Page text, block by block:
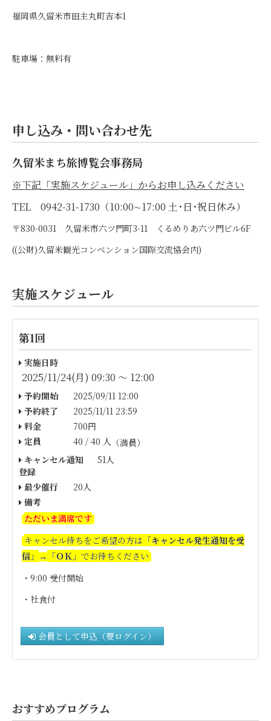
福岡県久留米市田主丸町吉本1
駐車場：無料有
申し込み・問い合わせ先
久留米まち旅博覧会事務局
※下記「実施スケジュール」からお申し込みください
TEL 0942-31-1730（10:00∼17:00 土･日･祝日休み）
〒830-0031 久留米市六ツ門町3-11 くるめりあ六ツ門ビル6F
((公財)久留米観光コンベンション国際交流協会内)
実施スケジュール
第1回
実施日時
2025/11/24(月) 09:30 〜 12:00
予約開始
2025/09/11 12:00
予約終了
2025/11/11 23:59
料金
700円
定員
40 / 40 人 （満員）
キャンセル通知
登録
51人
最少催行
20人
備考
ただいま満席です
キャンセル待ちをご希望の方は 「キャンセル発生通知を受
信」
→ 「ＯＫ」でお待ちください
・9:00 受付開始
・社食付
会員として申込（要ログイン）
おすすめプログラム